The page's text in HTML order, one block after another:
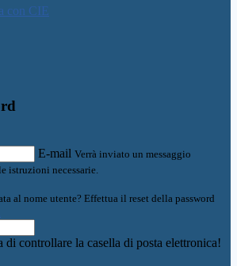
con CIE
E-mail Verrà inviato un messaggio
istruzioni necessarie.
al nome utente? Effettua il reset della password
di controllare la casella di posta elettronica!